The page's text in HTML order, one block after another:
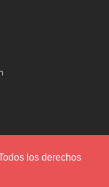
los derechos